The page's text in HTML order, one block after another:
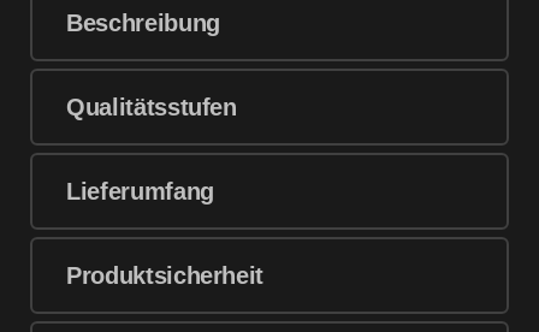
Beschreibung
Qualitätsstufen
Lieferumfang
Produktsicherheit